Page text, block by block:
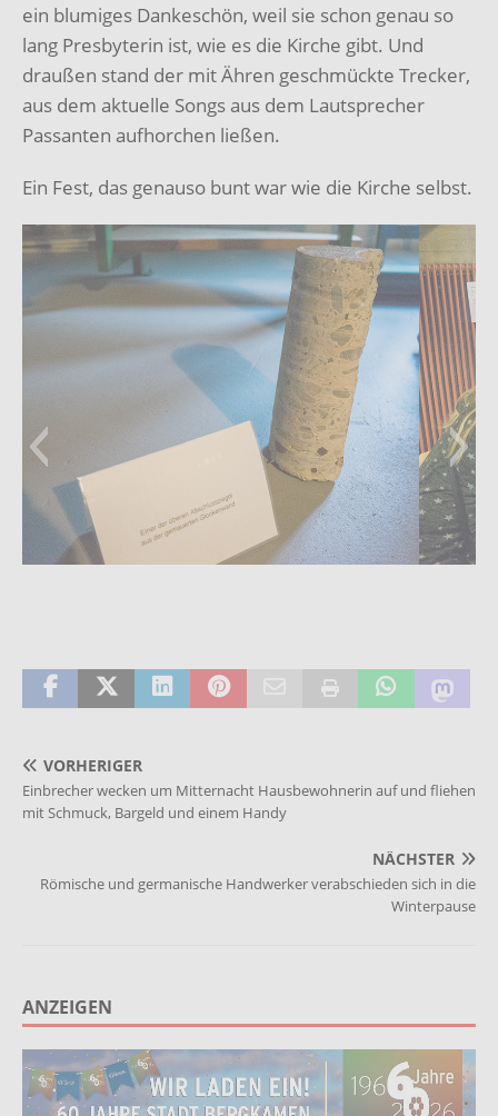
ein blumiges Dankeschön, weil sie schon genau so
lang Presbyterin ist, wie es die Kirche gibt. Und
draußen stand der mit Ähren geschmückte Trecker,
aus dem aktuelle Songs aus dem Lautsprecher
Passanten aufhorchen ließen.
Ein Fest, das genauso bunt war wie die Kirche selbst.
VORHERIGER
Einbrecher wecken um Mitternacht Hausbewohnerin auf und fliehen
mit Schmuck, Bargeld und einem Handy
NÄCHSTER
Römische und germanische Handwerker verabschieden sich in die
Winterpause
ANZEIGEN